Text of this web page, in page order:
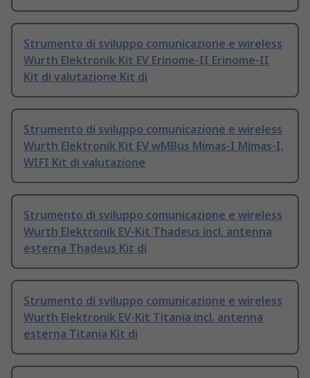
Strumento di sviluppo comunicazione e wireless
Wurth Elektronik Kit EV Erinome-II Erinome-II
Kit di valutazione Kit di
Strumento di sviluppo comunicazione e wireless
Wurth Elektronik Kit EV wMBus Mimas-I Mimas-I,
WIFI Kit di valutazione
Strumento di sviluppo comunicazione e wireless
Wurth Elektronik EV-Kit Thadeus incl. antenna
esterna Thadeus Kit di
Strumento di sviluppo comunicazione e wireless
Wurth Elektronik EV-Kit Titania incl. antenna
esterna Titania Kit di